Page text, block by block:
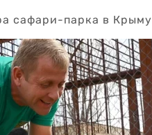
сафари-парка в Крыму